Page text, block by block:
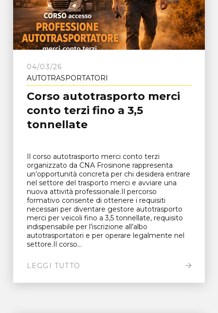
04/03/26
AUTOTRASPORTATORI
Corso autotrasporto merci
conto terzi fino a 3,5
tonnellate
Il corso autotrasporto merci conto terzi
organizzato da CNA Frosinone rappresenta
un’opportunità concreta per chi desidera entrare
nel settore del trasporto merci e avviare una
nuova attività professionale.Il percorso
formativo consente di ottenere i requisiti
necessari per diventare gestore autotrasporto
merci per veicoli fino a 3,5 tonnellate, requisito
indispensabile per l’iscrizione all’albo
autotrasportatori e per operare legalmente nel
settore.Il corso...
LEGGI TUTTO